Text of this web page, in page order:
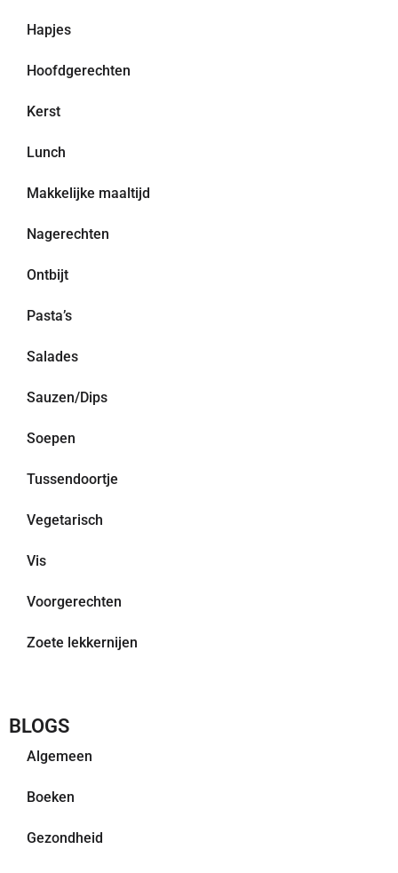
Hapjes
Hoofdgerechten
Kerst
Lunch
Makkelijke maaltijd
Nagerechten
Ontbijt
Pasta’s
Salades
Sauzen/Dips
Soepen
Tussendoortje
Vegetarisch
Vis
Voorgerechten
Zoete lekkernijen
BLOGS
Algemeen
Boeken
Gezondheid